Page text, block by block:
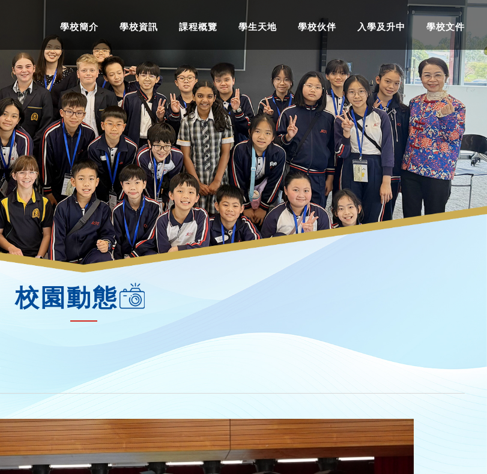
學校簡介 學校資訊 課程概覽 學生天地 學校伙伴 入學及升中 學校文件
校園動態